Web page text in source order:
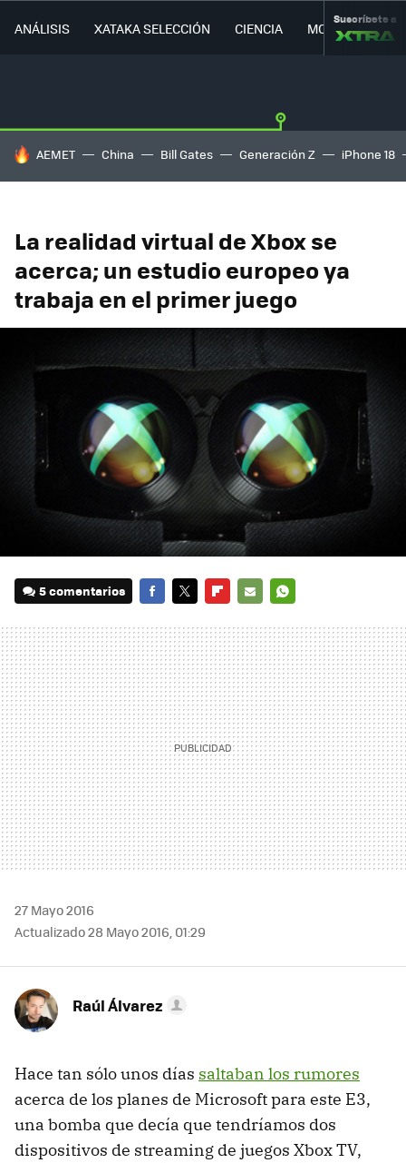
ANÁLISIS XATAKA SELECCIÓN CIENCIA MOVILIDAD
Suscríbete a
HOY SE HABLA DE
AEMET China Bill Gates Generación Z iPhone 18
La realidad virtual de Xbox se
acerca; un estudio europeo ya
trabaja en el primer juego
5 comentarios
MAIL
27 Mayo 2016
Actualizado 28 Mayo 2016, 01:29
Raúl Álvarez
Hace tan sólo unos días saltaban los rumores
acerca de los planes de Microsoft para este E3,
una bomba que decía que tendríamos dos
dispositivos de streaming de juegos Xbox TV,